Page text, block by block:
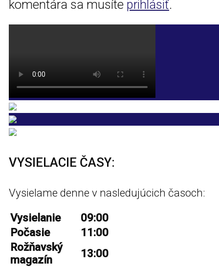
komentára sa musíte prihlásiť.
VYSIELACIE ČASY:
Vysielame denne v nasledujúcich časoch:
Vysielanie
09:00
Počasie
11:00
Rožňavský
magazín
13:00